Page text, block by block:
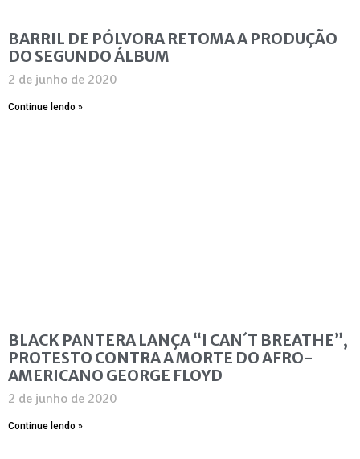
BARRIL DE PÓLVORA RETOMA A PRODUÇÃO
DO SEGUNDO ÁLBUM
2 de junho de 2020
Continue lendo »
BLACK PANTERA LANÇA “I CAN´T BREATHE”,
PROTESTO CONTRA A MORTE DO AFRO-
AMERICANO GEORGE FLOYD
2 de junho de 2020
Continue lendo »